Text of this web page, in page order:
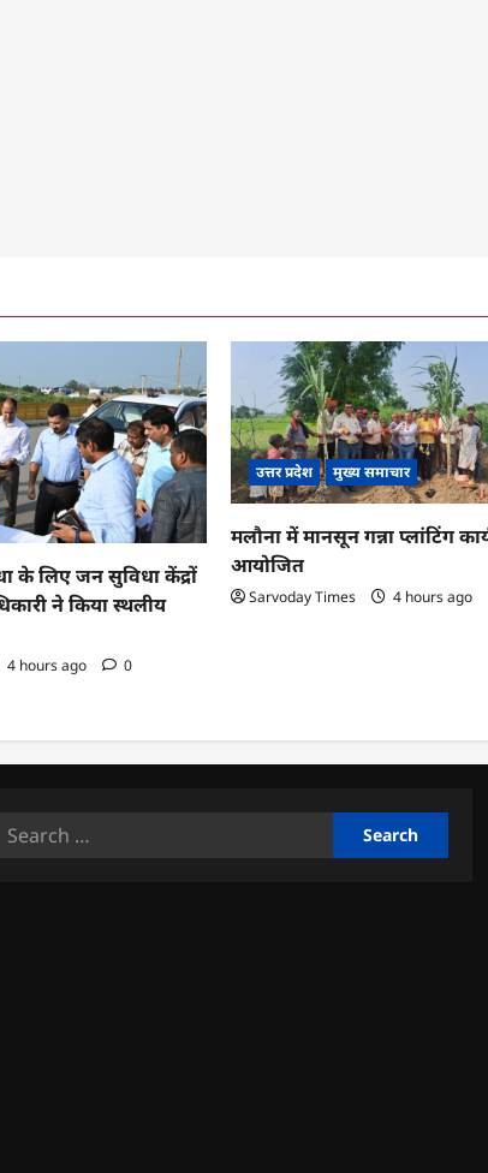
के लिए जन सुविधा केंद्रों
ने किया स्थलीय
4 hours ago 0
उत्तर प्रदेश मुख्य समाचार
मलौना में मानसून गन्ना प्लांटिंग
आयोजित
Sarvoday Times 4 hours ago
Search